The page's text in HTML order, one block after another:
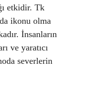
etkidir. Tk
ikonu olma
İnsanların
ve yaratıcı
severlerin